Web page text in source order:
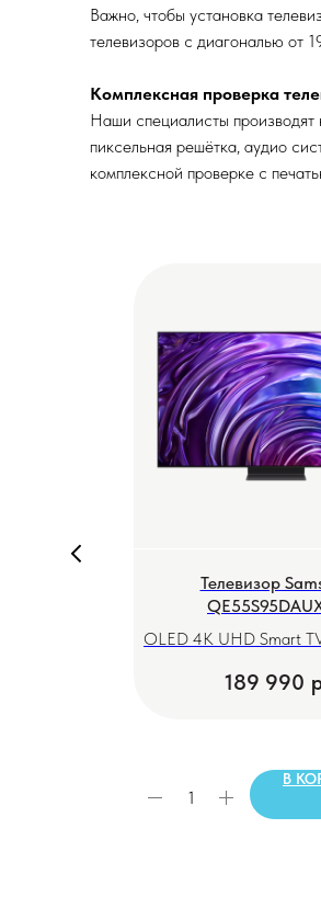
Важно, чтобы установка
телевизоров с диагональю от
Комплексная проверка
Наши специалисты производят
пиксельная решётка, аудио
комплексной проверке с
Телевизор
OLED 4K UHD Smart
189 990
В